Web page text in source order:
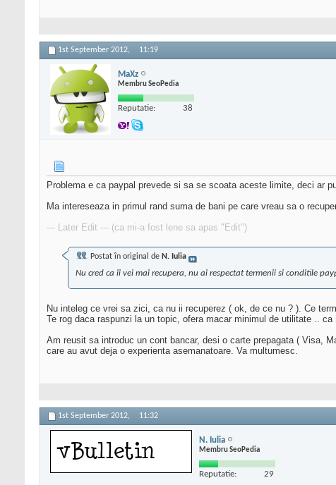
1st September 2012, 11:19
MaXz
Membru SeoPedia
Reputatie: 38
Problema e ca paypal prevede si sa se scoata aceste limite, deci ar
Ma intereseaza in primul rand suma de bani pe care vreau sa o
--- Later Edit --- (ca mi-a fost lene sa apas "Edit")
Postat în original de N. Iulia
Nu cred ca ii vei mai recupera, nu ai respectat termenii si conditile
Nu inteleg ce vrei sa zici, ca nu ii recuperez ( ok, de ce nu ? ). Ce
Te rog daca raspunzi la un topic, ofera macar minimul de utilitate ..
Am reusit sa introduc un cont bancar, desi o carte prepagata ( Visa,
care au avut deja o experienta asemanatoare. Va multumesc.
1st September 2012, 11:32
N. Iulia
Membru SeoPedia
Reputatie: 29